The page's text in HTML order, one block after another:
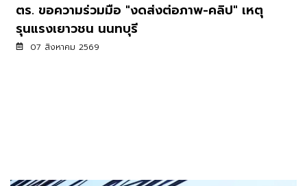
ตร. ขอความร่วมมือ "งดส่งต่อภาพ-คลิป" เหตุ
รุนแรงเยาวชน นนทบุรี
07 สิงหาคม 2569